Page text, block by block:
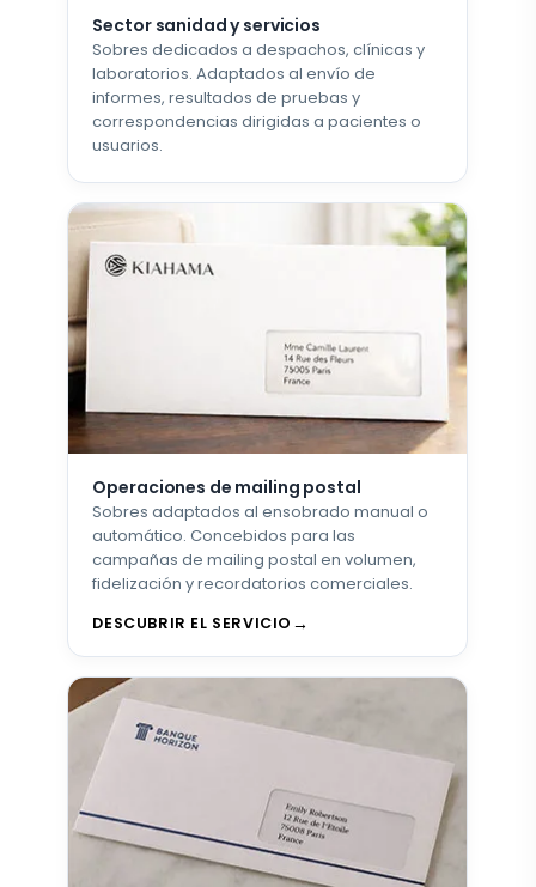
Sector sanidad y servicios
Sobres dedicados a despachos, clínicas y
laboratorios. Adaptados al envío de
informes, resultados de pruebas y
correspondencias dirigidas a pacientes o
usuarios.
Operaciones de mailing postal
Sobres adaptados al ensobrado manual o
automático. Concebidos para las
campañas de mailing postal en volumen,
fidelización y recordatorios comerciales.
DESCUBRIR EL SERVICIO